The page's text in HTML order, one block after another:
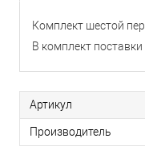
Комплект шестой
В комплект
Артикул
Производитель